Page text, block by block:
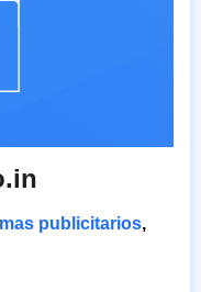
publicitarios,